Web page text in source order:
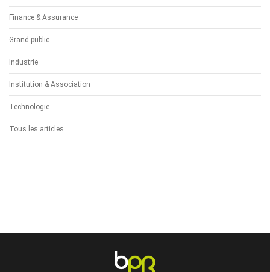
Finance & Assurance
Grand public
Industrie
Institution & Association
Technologie
Tous les articles